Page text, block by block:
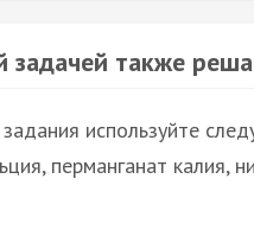
задачей также
используйте
перманганат калия,